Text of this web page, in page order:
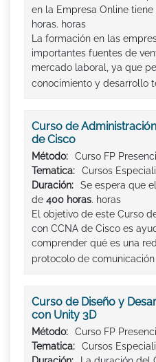
en la Empresa Online
horas. horas
La formación en las
importantes fuentes de
mercado laboral, ya que
conocimiento y desarrollo
Curso de
de Cisco
Método:
Curso FP
Tematica:
Cursos
Duración:
Se espera que
de 400 horas. horas
El objetivo de este Curso
con CCNA de Cisco es
comprender qué es una
protocolo de comunicación
Curso de Diseño y
con Unity 3D
Método:
Curso FP
Tematica:
Cursos